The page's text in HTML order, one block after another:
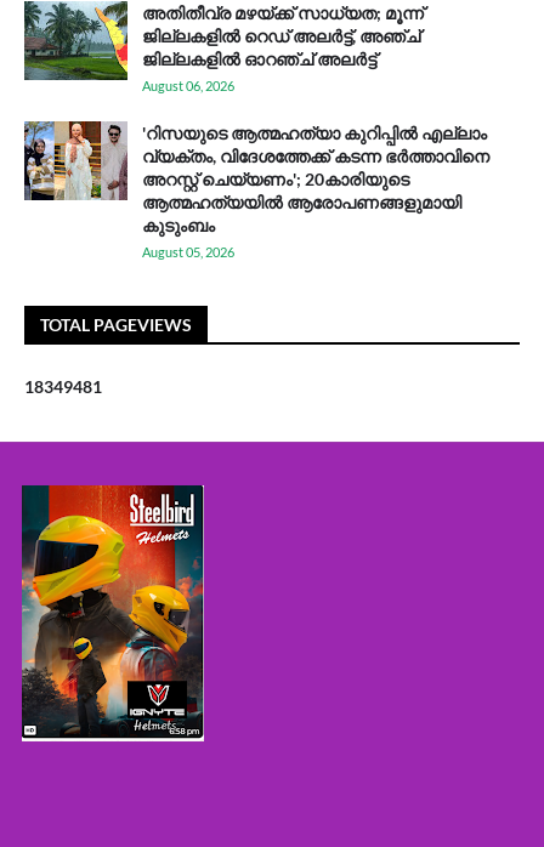
അതിതീവ്ര മഴയ്ക്ക് സാധ്യത; മൂന്ന്
ജില്ലകളിൽ റെഡ് അലർട്ട്, അഞ്ച്
ജില്ലകളിൽ ഓറഞ്ച് അലർട്ട്
August 06, 2026
'റിസയുടെ ആത്മഹത്യാ കുറിപ്പിൽ എല്ലാം
വ്യക്തം, വിദേശത്തേക്ക് കടന്ന ഭർത്താവിനെ
അറസ്റ്റ് ചെയ്യണം'; 20കാരിയുടെ
ആത്മഹത്യയിൽ ആരോപണങ്ങളുമായി
കുടുംബം
August 05, 2026
TOTAL PAGEVIEWS
18349481